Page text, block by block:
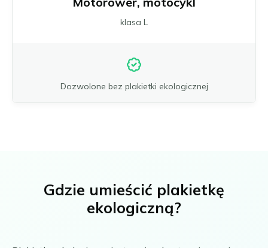
klasa L
Dozwolone bez plakietki ekologicznej
Gdzie umieścić plakietkę
ekologiczną?